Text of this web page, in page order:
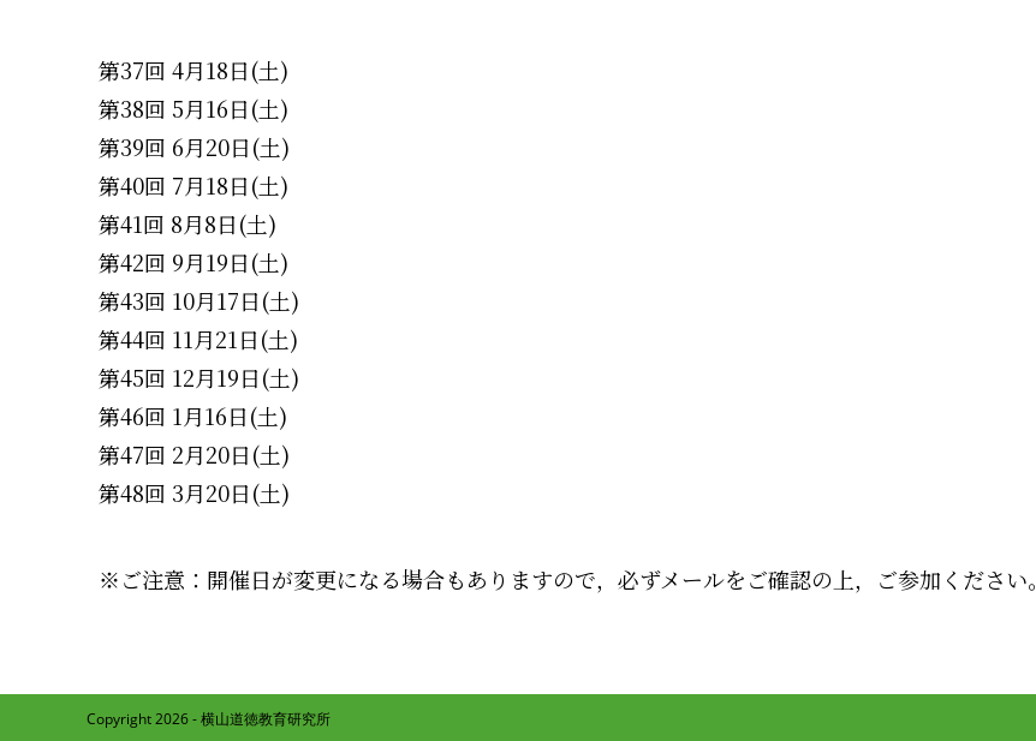
第37回 4月18日(土)
第38回 5月16日(土)
第39回 6月20日(土)
第40回 7月18日(土)
第41回 8月8日(土)
第42回 9月19日(土)
第43回 10月17日(土)
第44回 11月21日(土)
第45回 12月19日(土)
第46回 1月16日(土)
第47回 2月20日(土)
第48回 3月20日(土)
※ご注意：開催日が変更になる場合もありますので，必ずメールをご確認の上，ご参加ください。
Copyright 2026 - 横山道徳教育研究所